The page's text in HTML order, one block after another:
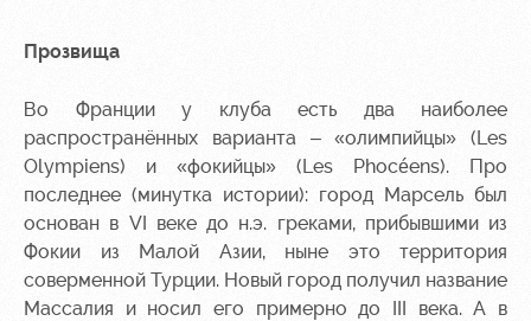
Прозвища
Во Франции у клуба есть два наиболее
распространённых варианта – «олимпийцы» (Les
Olympiens) и «фокийцы» (Les Phocéens). Про
последнее (минутка истории): город Марсель был
основан в VI веке до н.э. греками, прибывшими из
Фокии из Малой Азии, ныне это территория
соверменной Турции. Новый город получил название
Массалия и носил его примерно до III века. А в